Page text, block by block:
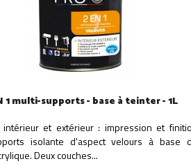
1 multi-supports - base à teinter - 1L
intérieur et extérieur : impression et
isolante d'aspect velours à base
Deux couches...